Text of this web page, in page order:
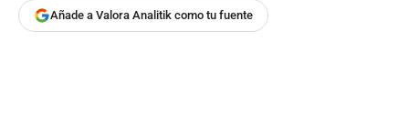
Añade a Valora Analitik como tu fuente